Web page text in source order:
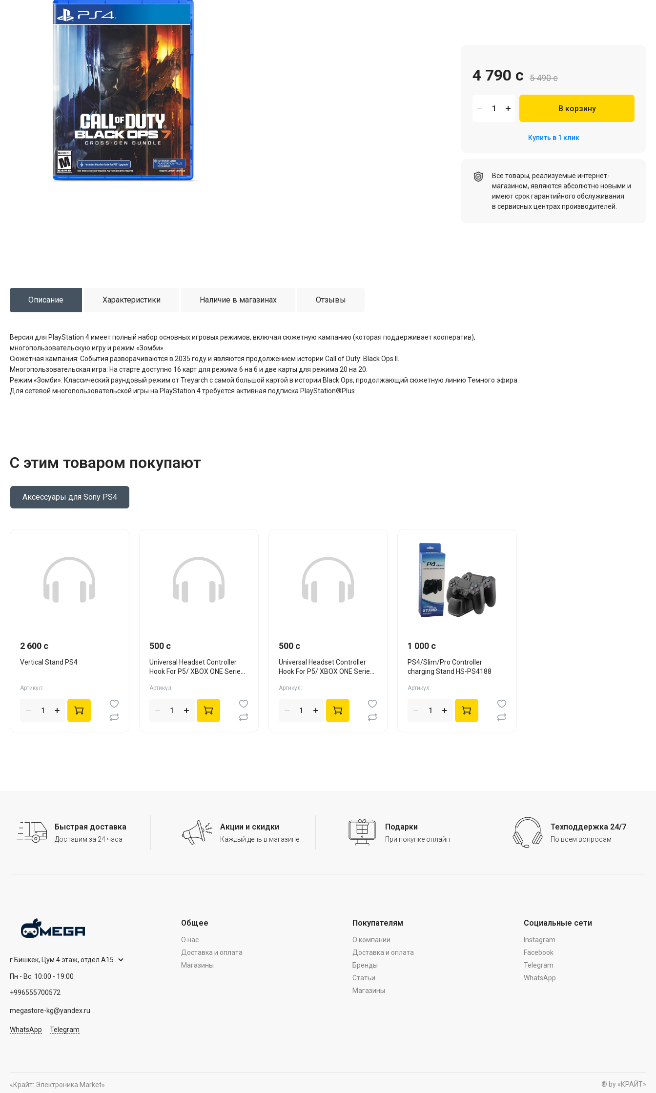
Колонки Цифровые товары (Подписки PSN, Xbox, Steam, ПК)
Рюкзаки, сумки
5 490 c
4 790 c
В корзину
Купить в 1 клик
Все товары, реализуемые интернет-
магазином, являются абсолютно новыми и
имеют срок гарантийного обслуживания
в сервисных центрах производителей.
Описание Характеристики Наличие в магазинах Отзывы
Версия для PlayStation 4 имеет полный набор основных игровых режимов, включая сюжетную кампанию (которая поддерживает кооператив),
многопользовательскую игру и режим «Зомби».
Сюжетная кампания: События разворачиваются в 2035 году и являются продолжением истории Call of Duty: Black Ops II.
Многопользовательская игра: На старте доступно 16 карт для режима 6 на 6 и две карты для режима 20 на 20.
Режим «Зомби»: Классический раундовый режим от Treyarch с самой большой картой в истории Black Ops, продолжающий сюжетную линию Темного эфира.
Для сетевой многопользовательской игры на PlayStation 4 требуется активная подписка PlayStation®Plus.
С этим товаром покупают
Аксессуары для Sony PS4
2 600 c
Vertical Stand PS4
Артикул:
500 c
Universal Headset Controller
Hook For P5/ XBOX ONE Series
Артикул:
500 c
Universal Headset Controller
Hook For P5/ XBOX ONE Series
Артикул:
1 000 c
PS4/Slim/Pro Controller
charging Stand HS-PS4188
Артикул:
Быстрая доставка
Доставим за 24 часа
Акции и скидки
Каждый день в магазине
Подарки
При покупке онлайн
Техподдержка 24/7
По всем вопросам
г.Бишкек, Цум 4 этаж, отдел А15
Пн - Вс: 10:00 - 19:00
+996555700572
megastore-kg@yandex.ru
WhatsApp Telegram
Общее
О нас
Доставка и оплата
Магазины
Покупателям
О компании
Доставка и оплата
Бренды
Статьи
Магазины
Социальные сети
Instagram
Facebook
Telegram
WhatsApp
«Крайт: Электроника.Market» ® by «КРАЙТ»